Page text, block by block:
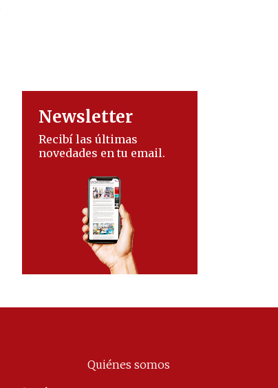
Newsletter
Recibí las últimas
novedades en tu email.
Quiénes somos